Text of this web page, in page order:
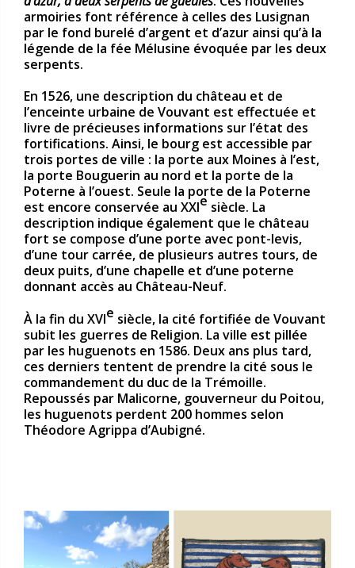
armoiries font référence à celles des Lusignan
par le fond burelé d’argent et d’azur ainsi qu’à la
légende de la fée Mélusine évoquée par les deux
serpents.
En 1526, une description du château et de
l’enceinte urbaine de Vouvant est effectuée et
livre de précieuses informations sur l’état des
fortifications. Ainsi, le bourg est accessible par
trois portes de ville : la porte aux Moines à l’est,
la porte Bouguerin au nord et la porte de la
Poterne à l’ouest. Seule la porte de la Poterne
est encore conservée au XXIe siècle. La
description indique également que le château
fort se compose d’une porte avec pont-levis,
d’une tour carrée, de plusieurs autres tours, de
deux puits, d’une chapelle et d’une poterne
donnant accès au Château-Neuf.
À la fin du XVIe siècle, la cité fortifiée de Vouvant
subit les guerres de Religion. La ville est pillée
par les huguenots en 1586. Deux ans plus tard,
ces derniers tentent de prendre la cité sous le
commandement du duc de la Trémoille.
Repoussés par Malicorne, gouverneur du Poitou,
les huguenots perdent 200 hommes selon
Théodore Agrippa d’Aubigné.